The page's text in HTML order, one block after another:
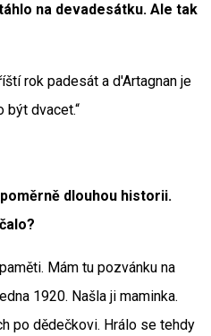
na devadesátku. Ale tak
rok padesát a d'Artagnan je
být dvacet.“
dlouhou historii.
Mám tu pozvánku na
1920. Našla ji maminka.
po dědečkovi. Hrálo se tehdy